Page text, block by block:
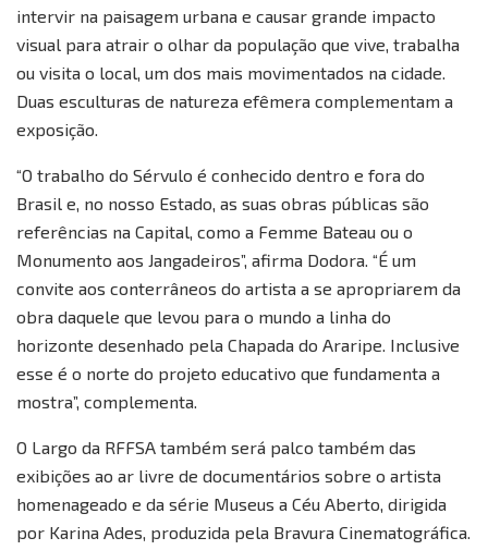
intervir na paisagem urbana e causar grande impacto
visual para atrair o olhar da população que vive, trabalha
ou visita o local, um dos mais movimentados na cidade.
Duas esculturas de natureza efêmera complementam a
exposição.
“O trabalho do Sérvulo é conhecido dentro e fora do
Brasil e, no nosso Estado, as suas obras públicas são
referências na Capital, como a Femme Bateau ou o
Monumento aos Jangadeiros”, afirma Dodora. “É um
convite aos conterrâneos do artista a se apropriarem da
obra daquele que levou para o mundo a linha do
horizonte desenhado pela Chapada do Araripe. Inclusive
esse é o norte do projeto educativo que fundamenta a
mostra”, complementa.
O Largo da RFFSA também será palco também das
exibições ao ar livre de documentários sobre o artista
homenageado e da série Museus a Céu Aberto, dirigida
por Karina Ades, produzida pela Bravura Cinematográfica.